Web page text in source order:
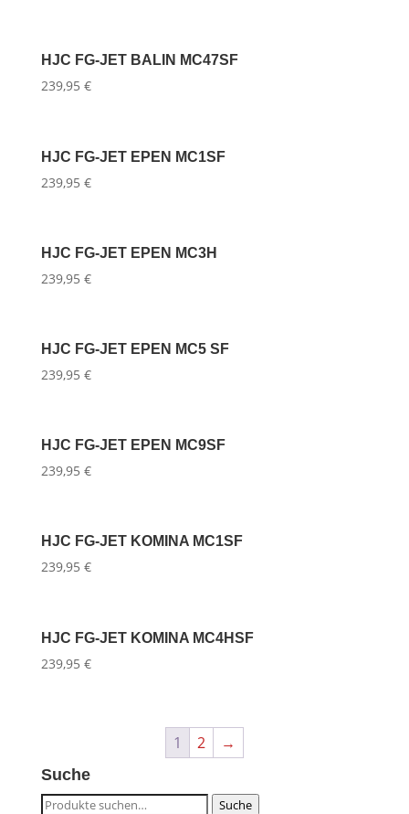
HJC FG-JET BALIN MC47SF
239,95 €
HJC FG-JET EPEN MC1SF
239,95 €
HJC FG-JET EPEN MC3H
239,95 €
HJC FG-JET EPEN MC5 SF
239,95 €
HJC FG-JET EPEN MC9SF
239,95 €
HJC FG-JET KOMINA MC1SF
239,95 €
HJC FG-JET KOMINA MC4HSF
239,95 €
1 2 →
Suche
Suche
Suche